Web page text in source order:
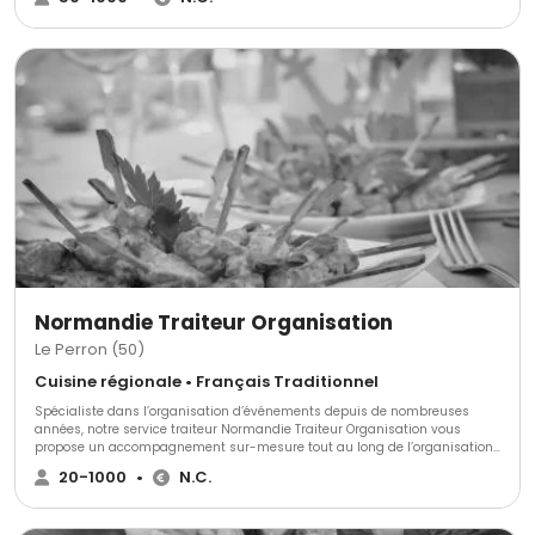
"authentique traiteur de goût".
Normandie Traiteur Organisation
Le Perron (50)
Cuisine régionale • Français Traditionnel
Spécialiste dans l’organisation d’événements depuis de nombreuses
années, notre service traiteur Normandie Traiteur Organisation vous
propose un accompagnement sur-mesure tout au long de l’organisation
de vos événements, privés et/ou professionnels. Différents services et
formules, vous seront proposées.
20-1000 • N.C.